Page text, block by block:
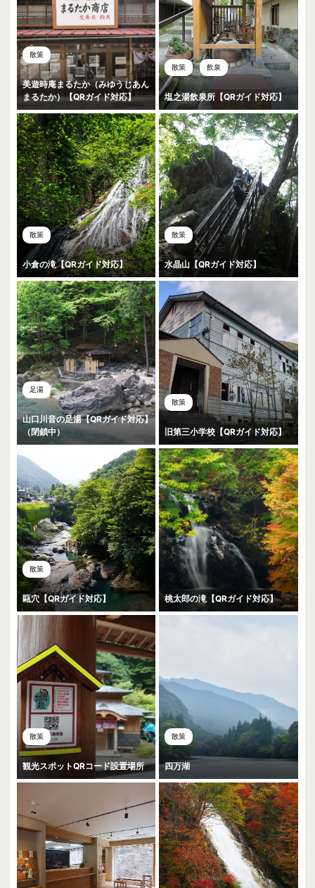
散策
美遊時庵まるたか（みゆうじあん
まるたか）【QRガイド対応】
散策 飲泉
塩之湯飲泉所【QRガイド対応】
散策
小倉の滝【QRガイド対応】
散策
水晶山【QRガイド対応】
足湯
山口川音の足湯【QRガイド対応】
（閉鎖中）
散策
旧第三小学校【QRガイド対応】
散策
甌穴【QRガイド対応】 桃太郎の滝【QRガイド対応】
散策
観光スポットQRコード設置場所
散策
四万湖